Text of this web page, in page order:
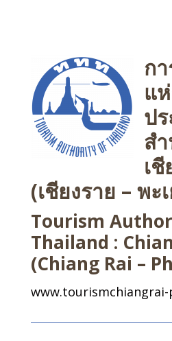
ก
แ
ป
ส
เ
(เชียงราย – พะ
Tourism
Thailand :
(Chiang Rai –
www.tourismchiangrai-